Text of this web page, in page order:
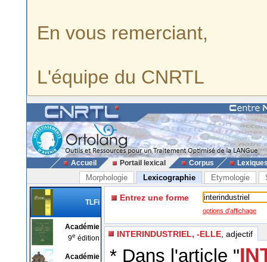
En vous remerciant,
L'équipe du CNRTL
Accueil Portail lexical Corpus
Morphologie Lexicographie Etymologie
TLFi
Académie
9e édition
Académie
Entrez une forme
options d'affichage
INTERINDUSTRIEL, -ELLE , adjectif
* Dans l'article "